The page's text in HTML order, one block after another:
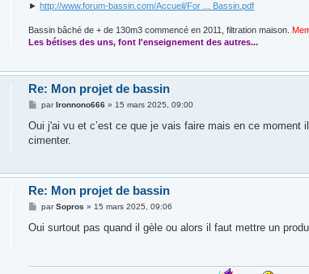
► http://www.forum-bassin.com/Accueil/For ... Bassin.pdf
Bassin bâché de + de 130m3 commencé en 2011, filtration maison.
Les bétises des uns, font l'enseignement des autres...
Re: Mon projet de bassin
M
s
a
parIronnono666 » 15 mars 2025, 09:00
Oui j'ai vu et c’est ce que je vais faire mais en ce moment
cimenter.
Re: Mon projet de bassin
M
s
parSopros » 15 mars 2025, 09:06
Oui surtout pas quand il gèle ou alors il faut mettre un